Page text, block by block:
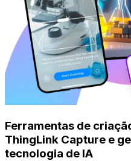
Ferramentas de
ThingLink Capture e
tecnologia de IA